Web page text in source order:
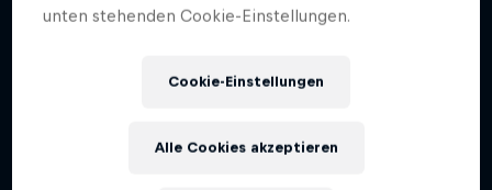
unten stehenden Cookie-Einstellungen.
Cookie-Einstellungen
Alle Cookies akzeptieren